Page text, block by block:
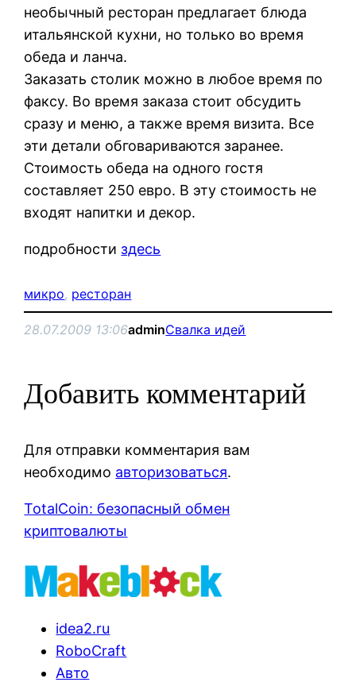
необычный ресторан предлагает блюда
итальянской кухни, но только во время
обеда и ланча.
Заказать столик можно в любое время по
факсу. Во время заказа стоит обсудить
сразу и меню, а также время визита. Все
эти детали обговариваются заранее.
Стоимость обеда на одного гостя
составляет 250 евро. В эту стоимость не
входят напитки и декор.
подробности здесь
микро, ресторан
28.07.2009 13:06adminСвалка идей
Добавить комментарий
Для отправки комментария вам
необходимо авторизоваться.
TotalCoin: безопасный обмен
криптовалюты
idea2.ru
RoboCraft
Авто